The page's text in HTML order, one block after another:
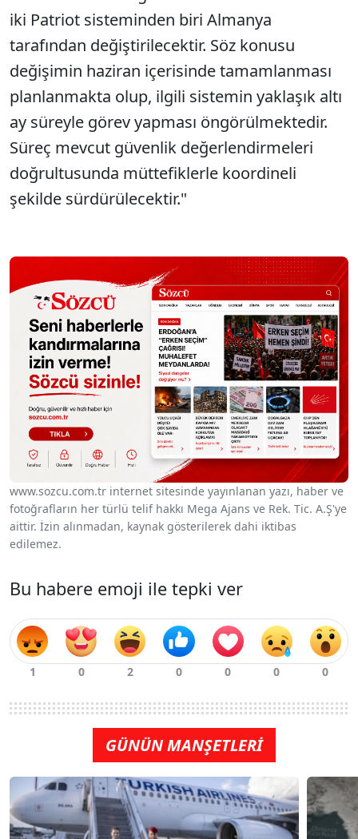
iki Patriot sisteminden biri Almanya
tarafından değiştirilecektir. Söz konusu
değişimin haziran içerisinde tamamlanması
planlanmakta olup, ilgili sistemin yaklaşık altı
ay süreyle görev yapması öngörülmektedir.
Süreç mevcut güvenlik değerlendirmeleri
doğrultusunda müttefiklerle koordineli
şekilde sürdürülecektir."
www.sozcu.com.tr internet sitesinde yayınlanan yazı, haber ve
fotoğrafların her türlü telif hakkı Mega Ajans ve Rek. Tic. A.Ş'ye
aittir. İzin alınmadan, kaynak gösterilerek dahi iktibas
edilemez.
Bu habere emoji ile tepki ver
GÜNÜN MANŞETLERİ